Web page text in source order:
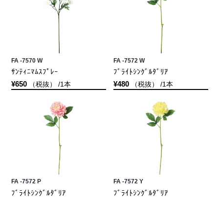
FA -7570 W
ｻﾝﾃｨﾆﾏﾑｽﾌﾟﾚｰ
¥650（税抜） /1本
FA -7572 W
ﾌﾞﾗｲﾄｼﾝｸﾞﾙﾀﾞﾘｱ
¥480（税抜） /1本
FA -7572 P
ﾌﾞﾗｲﾄｼﾝｸﾞﾙﾀﾞﾘｱ
FA -7572 Y
ﾌﾞﾗｲﾄｼﾝｸﾞﾙﾀﾞﾘｱ